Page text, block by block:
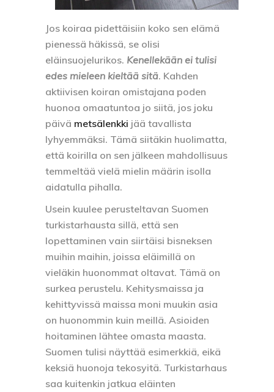
Jos koiraa pidettäisiin koko sen elämä
pienessä häkissä, se olisi
eläinsuojelurikos. Kenellekään ei tulisi
edes mieleen kieltää sitä. Kahden
aktiivisen koiran omistajana poden
huonoa omaatuntoa jo siitä, jos joku
päivä metsälenkki jää tavallista
lyhyemmäksi. Tämä siitäkin huolimatta,
että koirilla on sen jälkeen mahdollisuus
temmeltää vielä mielin määrin isolla
aidatulla pihalla.
Usein kuulee perusteltavan Suomen
turkistarhausta sillä, että sen
lopettaminen vain siirtäisi bisneksen
muihin maihin, joissa eläimillä on
vieläkin huonommat oltavat. Tämä on
surkea perustelu. Kehitysmaissa ja
kehittyvissä maissa moni muukin asia
on huonommin kuin meillä. Asioiden
hoitaminen lähtee omasta maasta.
Suomen tulisi näyttää esimerkkiä, eikä
keksiä huonoja tekosyitä. Turkistarhaus
saa kuitenkin jatkua eläinten